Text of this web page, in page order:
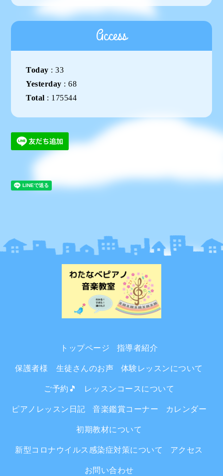
Access
Today :33
Yesterday :68
Total : 175544
トップページ 指導者紹介
保護者様 生徒さんのお声 体験レッスンについて
ご予約🎵 レッスンコースについて
ピアノレッスン日記 音楽鑑賞コーナー カレンダー
初期教材について
新型コロナウイルス感染症対策について アクセス
お問い合わせ